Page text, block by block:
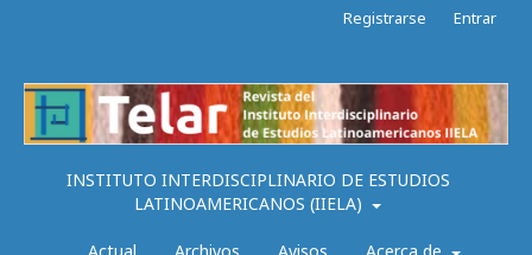
INSTITUTO INTERDISCIPLINARIO DE ESTUDIOS
LATINOAMERICANOS (IIELA)
Registrarse Entrar